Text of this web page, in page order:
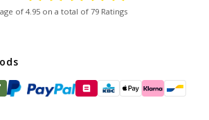
of 4.95 on a total of 79 Ratings